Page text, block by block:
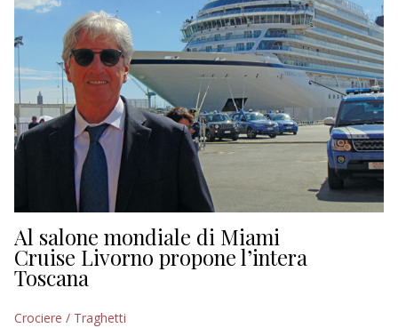
Al salone mondiale di Miami
Cruise Livorno propone l’intera
Toscana
Crociere / Traghetti